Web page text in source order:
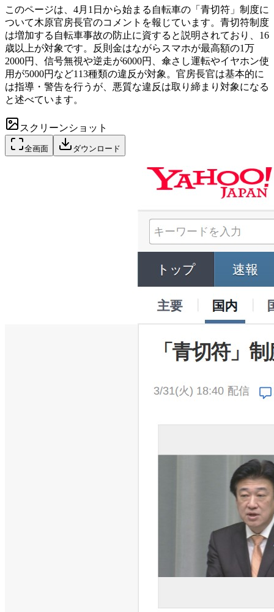
このページは、4月1日から始まる自転車の「青切符」制度に
ついて木原官房長官のコメントを報じています。青切符制度
は増加する自転車事故の防止に資すると説明されており、16
歳以上が対象です。反則金はながらスマホが最高額の1万
2000円、信号無視や逆走が6000円、傘さし運転やイヤホン使
用が5000円など113種類の違反が対象。官房長官は基本的に
は指導・警告を行うが、悪質な違反は取り締まり対象になる
と述べています。
スクリーンショット
全画面 ダウンロード